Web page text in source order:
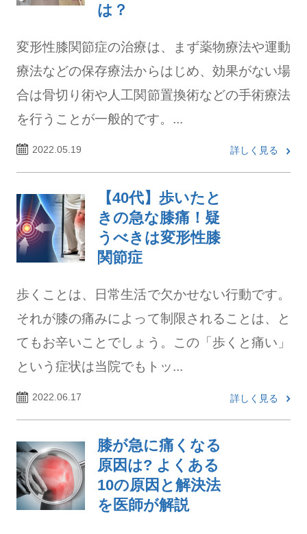
は？
変形性膝関節症の治療は、まず薬物療法や運動
療法などの保存療法からはじめ、効果がない場
合は骨切り術や人工関節置換術などの手術療法
を行うことが一般的です。...
2022.05.19 詳しく見る
【40代】歩いたと
きの急な膝痛！疑
うべきは変形性膝
関節症
歩くことは、日常生活で欠かせない行動です。
それが膝の痛みによって制限されることは、と
てもお辛いことでしょう。この「歩くと痛い」
という症状は当院でもトッ...
2022.06.17 詳しく見る
膝が急に痛くなる
原因は? よくある
10の原因と解決法
を医師が解説